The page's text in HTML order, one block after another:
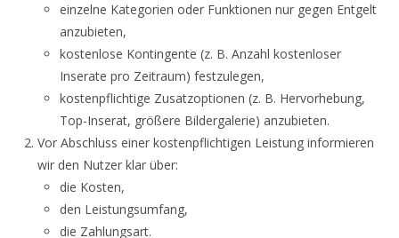
einzelne Kategorien oder Funktionen nur gegen Entgelt
anzubieten,
kostenlose Kontingente (z. B. Anzahl kostenloser
Inserate pro Zeitraum) festzulegen,
kostenpflichtige Zusatzoptionen (z. B. Hervorhebung,
Top-Inserat, größere Bildergalerie) anzubieten.
Vor Abschluss einer kostenpflichtigen Leistung informieren
wir den Nutzer klar über:
die Kosten,
den Leistungsumfang,
die Zahlungsart.